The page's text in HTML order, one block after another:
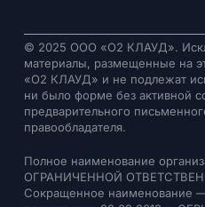
© 2025 ООО «О2 КЛАУД».
материалы, размещенные на
«О2 КЛАУД» и не подлежат
ни было форме без активной
предварительного
правообладателя.
Полное наименование
ОГРАНИЧЕННОЙ
Сокращенное